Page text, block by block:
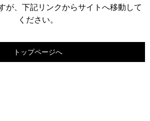
が、下記リンクからサイトへ移動して
ください。
トップページへ